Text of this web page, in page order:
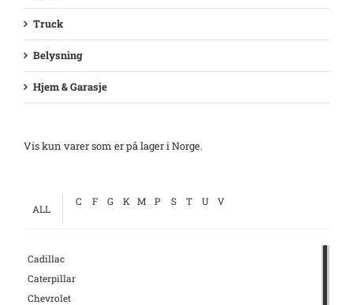
Truck
Belysning
Hjem & Garasje
Vis kun varer som er på lager i Norge.
ALL
C F G K M P S T U V
Cadillac
Caterpillar
Chevrolet